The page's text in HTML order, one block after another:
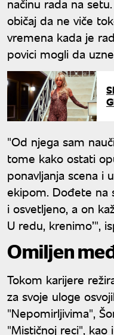
načinu rada na
običaj da ne viče
vremena kada je
povici mogli da
"Od njega sam
tome kako ostati
ponavljanja scena i
ekipom. Dođete na
i osvetljeno, a on
U redu, krenimo’",
Omiljen
Tokom karijere
za svoje uloge
"Nepomirljivima",
"Mističnoj reci", kao